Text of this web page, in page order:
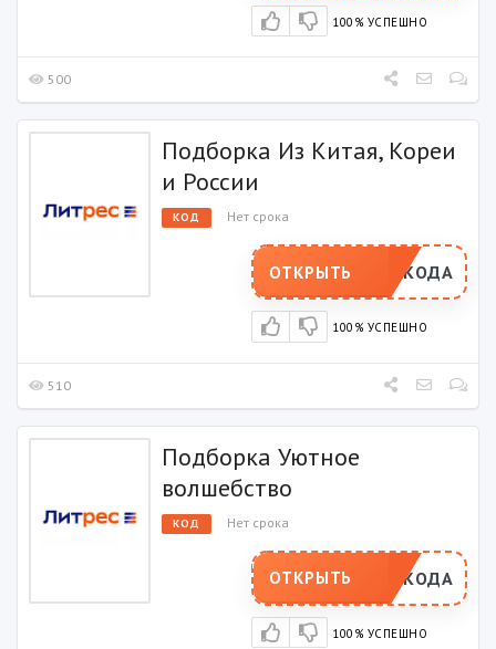
100% УСПЕШНО
500
Подборка Из Китая, Кореи
и России
КОД Нет срока
РОМОКОДА
ОТКРЫТЬ
100% УСПЕШНО
510
Подборка Уютное
волшебство
КОД Нет срока
РОМОКОДА
ОТКРЫТЬ
100% УСПЕШНО